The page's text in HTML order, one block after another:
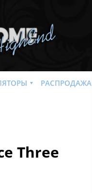
РАСПРОДАЖА
Three